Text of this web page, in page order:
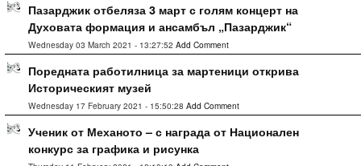
Пазарджик отбеляза 3 март с голям концерт на
Духовата формация и ансамбъл „Пазарджик“
Wednesday 03 March 2021 - 13:27:52 Add Comment
Поредната работилница за мартеници открива
Историческият музей
Wednesday 17 February 2021 - 15:50:28 Add Comment
Ученик от Механото – с награда от Национален
конкурс за графика и рисунка